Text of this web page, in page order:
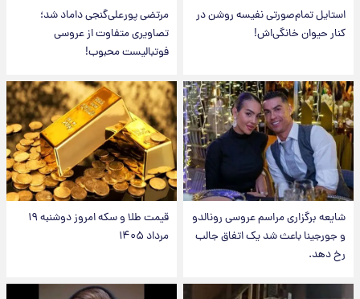
استایل تمام‌صورتی نفیسه روشن در
کنار حیوان خانگی‌اش!
مرتضی پورعلی‌گنجی داماد شد؛
تصاویری متفاوت از عروسی
فوتبالیست محبوب!
شایعه برگزاری مراسم عروسی رونالدو
و جورجینا باعث شد یک اتفاق جالب
رخ دهد.
قیمت طلا و سکه امروز دوشنبه ۱۹
مرداد ۱۴۰۵